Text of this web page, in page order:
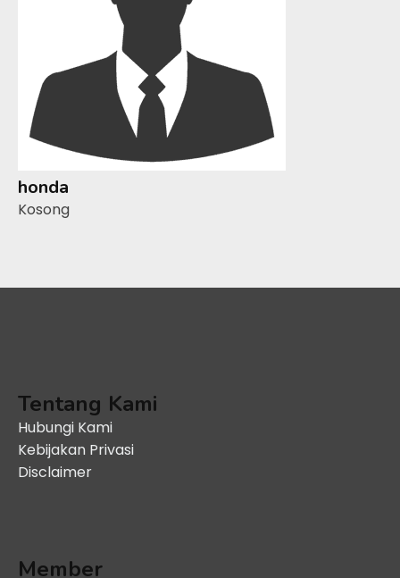
honda
Kosong
Tentang Kami
Hubungi Kami
Kebijakan Privasi
Disclaimer
Member